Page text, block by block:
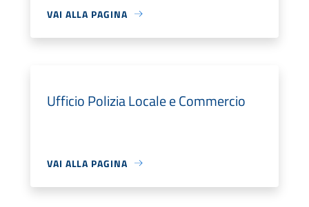
VAI ALLA PAGINA
Ufficio Polizia Locale e Commercio
VAI ALLA PAGINA